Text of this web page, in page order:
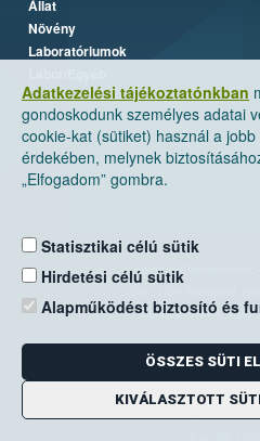
Adatkezelési tájékoztatónkban
gondoskodunk személyes adatai
cookie-kat (sütiket) használ a
érdekében, melynek
„Elfogadom” gombra.
Statisztikai célú sütik
Hirdetési célú sütik
Alapműködést biztosító és
ÖSSZES SÜTI
KIVÁLASZTOTT
Állat
Növény
Laboratóriumok
Nemzeti
Levelezési cím: 1525
E-mail:
Zöld szám: 06-
Telefon: 06-1/